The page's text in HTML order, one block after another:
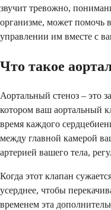
звучит тревожно,
организме, может помочь
управлении им вместе с
Что такое
Аортальный стеноз – это
котором ваш аортальный
время каждого
между главной камерой
артерией вашего тела,
Когда этот клапан
усерднее, чтобы
временем эта